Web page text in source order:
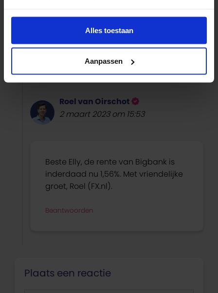
Alles toestaan
Aanpassen
Bigbank geeft 1,55% rente. En niet 1,56%
Roel van Oirschot
2 maart 2023 om 15:53
Beste Elly, de rente van Bigbank is
inderdaad nu 1,56%. Met vriendelijke
groet, Roel (FX.nl).
Beantwoorden
Plaats een reactie